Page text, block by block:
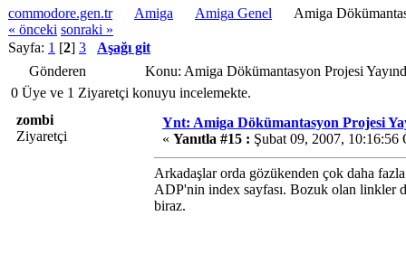
commodore.gen.tr Amiga Amiga Genel
Amiga
« önceki sonraki »
Sayfa: 1 [2] 3
Aşağı git
Gönderen
Konu: Amiga Dökümantasyon Projesi
0 Üye ve 1 Ziyaretçi konuyu incelemekte.
zombi
Ziyaretçi
Ynt: Amiga Dökümantasyon Projesi
« Yanıtla #15 : Şubat 09, 2007, 10:16:56
Arkadaşlar orda gözükenden çok daha
ADP'nin index sayfası. Bozuk olan linkler
biraz.